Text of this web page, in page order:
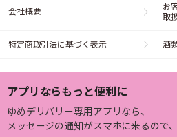
会社概要
お
取
特定商取引法に基づく表示 酒
アプリならもっと便利に
ゆめデリバリー専用アプリなら、
メッセージの通知がスマホに来るので